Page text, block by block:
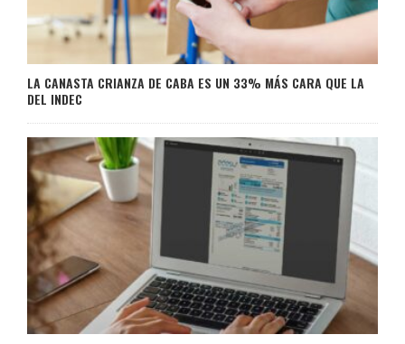
LA CANASTA CRIANZA DE CABA ES UN 33% MÁS CARA QUE LA
DEL INDEC